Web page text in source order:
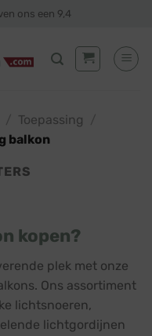
ons een 9,4
Toepassing
balkon
kopen?
plek met onze
Ons assortiment
lichtsnoeren,
lichtgordijnen